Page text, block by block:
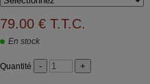
79.00 € T.T.C.
En stock
Quantité